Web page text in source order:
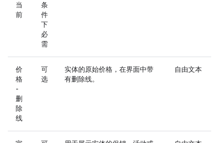
当
前
条
件
下
必
需
价
格
-
删
除
线
可
选
实体的原始价格，在界面中带
有删除线。
自由文本